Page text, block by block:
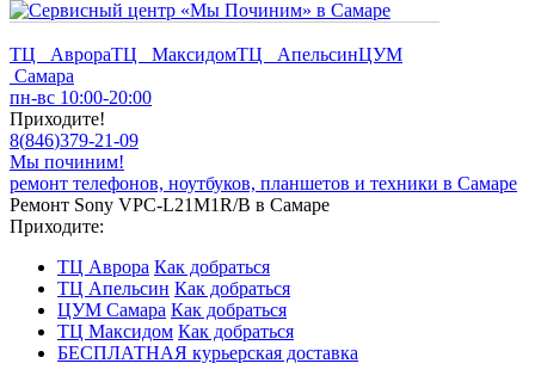
ТЦ АврораТЦ МаксидомТЦ АпельсинЦУМ
Самара
пн-вс 10:00-20:00
Приходите!
8(846)379-21-09
Мы починим!
ремонт телефонов, ноутбуков, планшетов и техники в Самаре
Ремонт Sony VPC-L21M1R/B в Самаре
Приходите:
ТЦ Аврора Как добраться
ТЦ Апельсин Как добраться
ЦУМ Самара Как добраться
ТЦ Максидом Как добраться
БЕСПЛАТНАЯ курьерская доставка